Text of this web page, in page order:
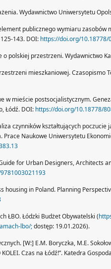
Wydawnictwo Uniwersytetu
publicznego wymiaru zasobów
143. DOI: https://doi.org/10.18778/
polskiej przestrzeni. Wydawnictwo
mieszkaniowej. Czasopismo
w mieście postsocjalistycznym.
Łódź. DOI: https://doi.org/10.18778/
czynników kształtujących poczucie
Naukowe Uniwersytetu
for Urban Designers, Architects
housing in Poland. Planning
ŁBO. Łódzki Budżet Obywatelski (
lbo/;dostęp: 19.01.2026).
[W:] E.M. Boryczka, M.E.
Czas na Łódź!”. Katedra